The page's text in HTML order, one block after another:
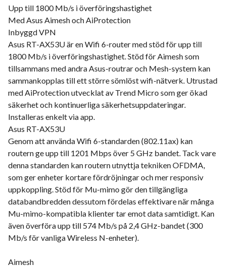
Upp till 1800 Mb/s i överföringshastighet
Med Asus Aimesh och AiProtection
Inbyggd VPN
Asus RT-AX53U är en Wifi 6-router med stöd för upp till
1800 Mb/s i överföringshastighet. Stöd för Aimesh som
tillsammans med andra Asus-routrar och Mesh-system kan
sammankopplas till ett större sömlöst wifi-nätverk. Utrustad
med AiProtection utvecklat av Trend Micro som ger ökad
säkerhet och kontinuerliga säkerhetsuppdateringar.
Installeras enkelt via app.
Asus RT-AX53U
Genom att använda Wifi 6-standarden (802.11ax) kan
routern ge upp till 1201 Mbps över 5 GHz bandet. Tack vare
denna standarden kan routern utnyttja tekniken OFDMA,
som ger enheter kortare fördröjningar och mer responsiv
uppkoppling. Stöd för Mu-mimo gör den tillgängliga
databandbredden dessutom fördelas effektivare när många
Mu-mimo-kompatibla klienter tar emot data samtidigt. Kan
även överföra upp till 574 Mb/s på 2,4 GHz-bandet (300
Mb/s för vanliga Wireless N-enheter).
Aimesh